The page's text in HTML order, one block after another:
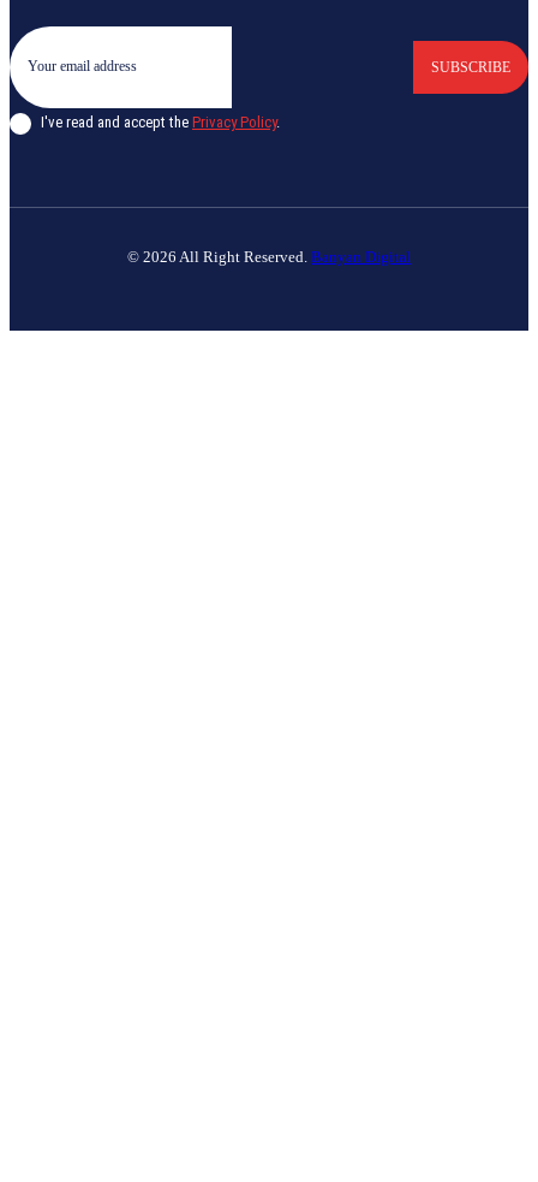
SUBSCRIBE
I've read and accept the Privacy Policy.
© 2026 All Right Reserved. Banyan Digital